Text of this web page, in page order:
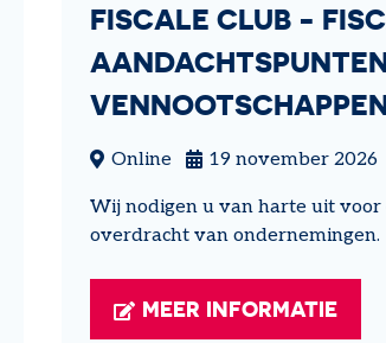
FISCALE CLUB -
Online 19 november 2026
Wij nodigen u van harte uit
overdracht van ondernemingen.
MEER INFORMATIE